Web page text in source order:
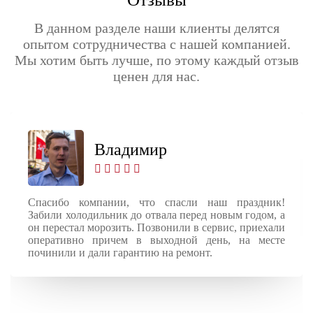
В данном разделе наши клиенты делятся
опытом сотрудничества с нашей компанией.
Мы хотим быть лучше, по этому каждый отзыв
ценен для нас.
Владимир
Спасибо компании, что спасли наш праздник!
Забили холодильник до отвала перед новым годом, а
он перестал морозить. Позвонили в сервис, приехали
оперативно причем в выходной день, на месте
починили и дали гарантию на ремонт.